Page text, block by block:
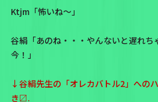
Ktjm「怖いね～」
谷絹「あのね・・・やんないと遅れち
今！」
↓谷絹先生の「オレカバトル2」への
き〼.